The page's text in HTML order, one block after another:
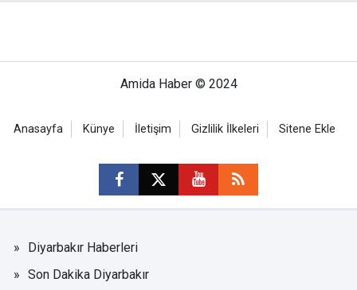
Amida Haber © 2024
Anasayfa Künye İletişim Gizlilik İlkeleri Sitene Ekle
Diyarbakır Haberleri
Son Dakika Diyarbakır